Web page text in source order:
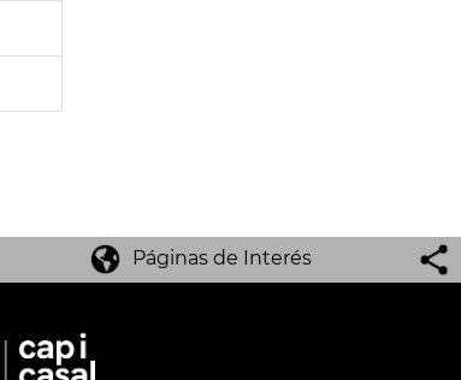
Páginas de Interés